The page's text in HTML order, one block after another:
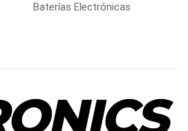
Baterías Electrónicas